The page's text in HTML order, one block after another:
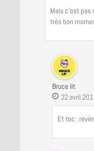
Mais c’est pas
très bon
Bruce lit
22 avril
Et toc :